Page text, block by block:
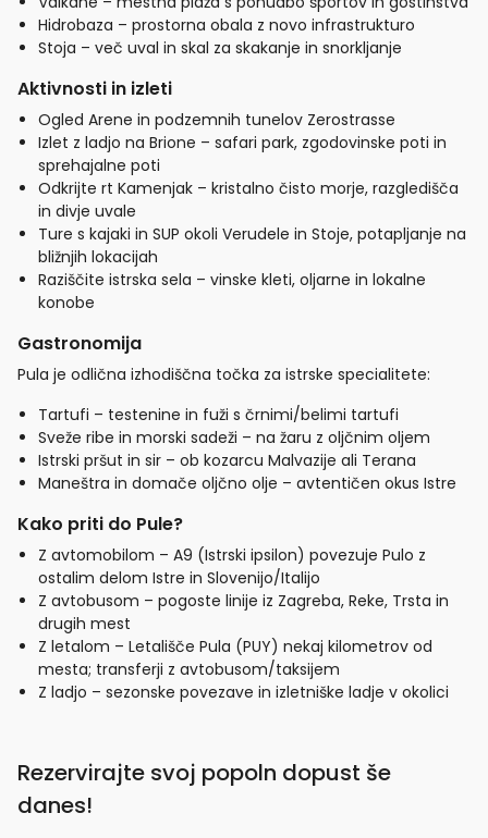
Hidrobaza – prostorna obala z novo infrastrukturo
Stoja – več uval in skal za skakanje in snorkljanje
Aktivnosti in izleti
Ogled Arene in podzemnih tunelov Zerostrasse
Izlet z ladjo na Brione – safari park, zgodovinske poti in
sprehajalne poti
Odkrijte rt Kamenjak – kristalno čisto morje, razgledišča
in divje uvale
Ture s kajaki in SUP okoli Verudele in Stoje, potapljanje na
bližnjih lokacijah
Raziščite istrska sela – vinske kleti, oljarne in lokalne
konobe
Gastronomija
Pula je odlična izhodiščna točka za istrske specialitete:
Tartufi – testenine in fuži s črnimi/belimi tartufi
Sveže ribe in morski sadeži – na žaru z oljčnim oljem
Istrski pršut in sir – ob kozarcu Malvazije ali Terana
Maneštra in domače oljčno olje – avtentičen okus Istre
Kako priti do Pule?
Z avtomobilom – A9 (Istrski ipsilon) povezuje Pulo z
ostalim delom Istre in Slovenijo/Italijo
Z avtobusom – pogoste linije iz Zagreba, Reke, Trsta in
drugih mest
Z letalom – Letališče Pula (PUY) nekaj kilometrov od
mesta; transferji z avtobusom/taksijem
Z ladjo – sezonske povezave in izletniške ladje v okolici
Rezervirajte svoj popoln dopust še
danes!